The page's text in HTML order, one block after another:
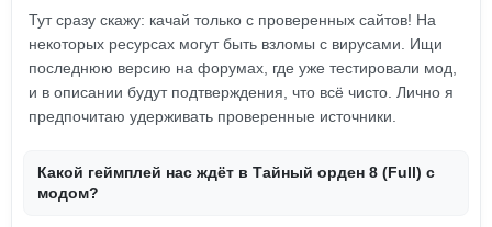
Тут сразу скажу: качай только с проверенных сайтов! На
некоторых ресурсах могут быть взломы с вирусами. Ищи
последнюю версию на форумах, где уже тестировали мод,
и в описании будут подтверждения, что всё чисто. Лично я
предпочитаю удерживать проверенные источники.
Какой геймплей нас ждёт в Тайный орден 8 (Full) с
модом?